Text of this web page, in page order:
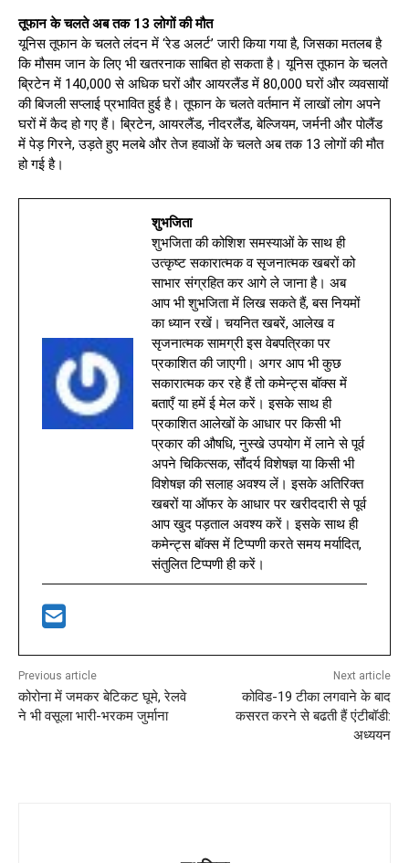
तूफान के चलते अब तक 13 लोगों की मौत
यूनिस तूफान के चलते लंदन में ‘रेड अलर्ट’ जारी किया गया है, जिसका मतलब है
कि मौसम जान के लिए भी खतरनाक साबित हो सकता है। यूनिस तूफान के चलते
ब्रिटेन में 140,000 से अधिक घरों और आयरलैंड में 80,000 घरों और व्यवसायों
की बिजली सप्लाई प्रभावित हुई है। तूफान के चलते वर्तमान में लाखों लोग अपने
घरों में कैद हो गए हैं। ब्रिटेन, आयरलैंड, नीदरलैंड, बेल्जियम, जर्मनी और पोलैंड
में पेड़ गिरने, उड़ते हुए मलबे और तेज हवाओं के चलते अब तक 13 लोगों की मौत
हो गई है।
शुभजिता
शुभजिता की कोशिश समस्याओं के साथ ही
उत्कृष्ट सकारात्मक व सृजनात्मक खबरों को
साभार संग्रहित कर आगे ले जाना है। अब
आप भी शुभजिता में लिख सकते हैं, बस नियमों
का ध्यान रखें। चयनित खबरें, आलेख व
सृजनात्मक सामग्री इस वेबपत्रिका पर
प्रकाशित की जाएगी। अगर आप भी कुछ
सकारात्मक कर रहे हैं तो कमेन्ट्स बॉक्स में
बताएँ या हमें ई मेल करें। इसके साथ ही
प्रकाशित आलेखों के आधार पर किसी भी
प्रकार की औषधि, नुस्खे उपयोग में लाने से पूर्व
अपने चिकित्सक, सौंदर्य विशेषज्ञ या किसी भी
विशेषज्ञ की सलाह अवश्य लें। इसके अतिरिक्त
खबरों या ऑफर के आधार पर खरीददारी से पूर्व
आप खुद पड़ताल अवश्य करें। इसके साथ ही
कमेन्ट्स बॉक्स में टिप्पणी करते समय मर्यादित,
संतुलित टिप्पणी ही करें।
Previous article
कोरोना में जमकर बेटिकट घूमे, रेलवे
ने भी वसूला भारी-भरकम जुर्माना
Next article
कोविड-19 टीका लगवाने के बाद
कसरत करने से बढती हैं एंटीबॉडी:
अध्ययन